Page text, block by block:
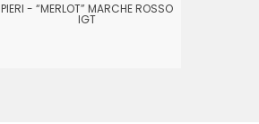
PIERI - “MERLOT” MARCHE ROSSO
IGT